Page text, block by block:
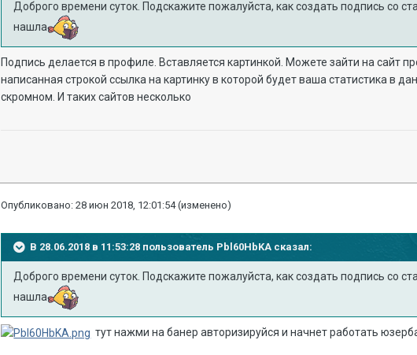
Доброго времени суток. Подскажите пожалуйста, как создать подпись со
нашла
Подпись делается в профиле. Вставляется картинкой. Можете зайти на сайт
написанная строкой ссылка на картинку в которой будет ваша статистика в
скромном. И таких сайтов несколько
Опубликовано:28 июн 2018, 12:01:54 (изменено)
В 28.06.2018 в 11:53:28 пользователь Pbl60HbKA сказал:
Доброго времени суток. Подскажите пожалуйста, как создать подпись со
нашла
тут нажми на банер авторизируйся и начнет работать